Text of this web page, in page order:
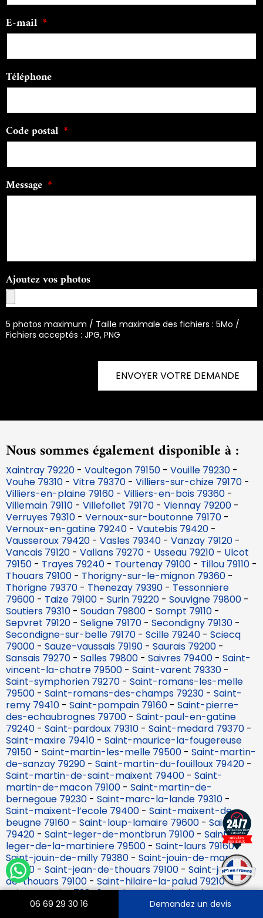
06 69 29 30 16 Demandez un devis
E-mail
Téléphone
Code postal
Message
Ajoutez vos photos
5 photos maximum / Taille maximale des fichiers : 5Mo /
Fichiers acceptés : JPG, PNG
ENVOYER VOTRE DEMANDE
Nous sommes également disponible à :
Xaintray 79220 - Voultegon 79150 - Vouille 79230 -
Vouhe 79310 - Vitre 79370 - Villiers-sur-chize 79170 -
Villiers-en-plaine 79160 - Villiers-en-bois 79360 -
Villemain 79110 - Villefollet 79170 - Viennay 79200 -
Verruyes 79310 - Vernoux-sur-boutonne 79170 -
Vernoux-en-gatine 79240 - Vautebis 79420 -
Vausseroux 79420 - Vasles 79340 - Vanzay 79120 -
Vancais 79120 - Vallans 79270 - Usseau 79210 - Ulcot
79150 - Trayes 79240 - Tourtenay 79100 - Tillou 79110 -
Thouars 79100 - Thorigny-sur-le-mignon 79360 -
Thorigne 79370 - Thenezay 79390 - Tessonniere
79600 - Taize 79100 - Surin 79220 - Souvigne 79800 -
Soutiers 79310 - Soudan 79800 - Sompt 79110 -
Sepvret 79120 - Seligne 79170 - Secondigny 79130 -
Secondigne-sur-belle 79170 - Scille 79240 - Sciecq
79000 - Sauze-vaussais 79190 - Saurais 79200 -
Sansais 79270 - Salles 79800 - Saivres 79400 - Saint-
vincent-la-chatre 79500 - Saint-varent 79330 -
Saint-symphorien 79270 - Saint-romans-les-melle
79500 - Saint-romans-des-champs 79230 - Saint-
remy 79410 - Saint-pompain 79160 - Saint-pierre-
des-echaubrognes 79700 - Saint-paul-en-gatine
79240 - Saint-pardoux 79310 - Saint-medard 79370 -
Saint-maxire 79410 - Saint-maurice-la-fougereuse
79150 - Saint-martin-les-melle 79500 - Saint-martin-
de-sanzay 79290 - Saint-martin-du-fouilloux 79420 -
Saint-martin-de-saint-maixent 79400 - Saint-
martin-de-macon 79100 - Saint-martin-de-
bernegoue 79230 - Saint-marc-la-lande 79310 -
Saint-maixent-l’ecole 79400 - Saint-maixent-de-
beugne 79160 - Saint-loup-lamaire 79600 - Saint-lin
79420 - Saint-leger-de-montbrun 79100 - Saint-
leger-de-la-martiniere 79500 - Saint-laurs 79160-
Saint-jouin-de-milly 79380 - Saint-jouin-de-marnes
79600 - Saint-jean-de-thouars 79100 - Saint-jacques-
de-thouars 79100 - Saint-hilaire-la-palud 79210-
Saint-germier 79340-Saint-germain-de-longue-
chaume 79200-Saint-georges-de-rex 79210-Saint-